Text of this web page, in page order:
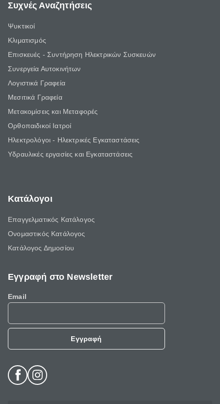
Συχνές Αναζητήσεις
Ψυκτικοί
Κλιματισμός
Επισκευές - Συντήρηση Ηλεκτρικών Συσκευών
Συνεργεία Αυτοκινήτων
Λογιστικά Γραφεία
Μεσιτικά Γραφεία
Μετακομίσεις και Μεταφορές
Ορθοπαιδικοί Ιατροί
Ηλεκτρολόγοι - Ηλεκτρικές Εγκαταστάσεις
Υδραυλικές εργασίες και Εγκαταστάσεις
Κατάλογοι
Επαγγελματικός Κατάλογος
Ονομαστικός Κατάλογος
Κατάλογος Δημοσίου
Εγγραφή στο Newsletter
Email
Εγγραφή